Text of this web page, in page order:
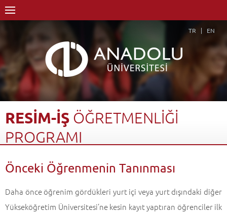
TR EN
RESİM-İŞ ÖĞRETMENLİĞİ
PROGRAMI
Güzel Sanatlar Eğitimi Bölümü
Resim-İş Öğretmenliği Programı
Önceki Öğrenmenin Tanınması
Daha önce öğrenim gördükleri yurt içi veya yurt dışındaki diğer
Yükseköğretim Üniversitesi’ne kesin kayıt yaptıran öğrenciler ilk